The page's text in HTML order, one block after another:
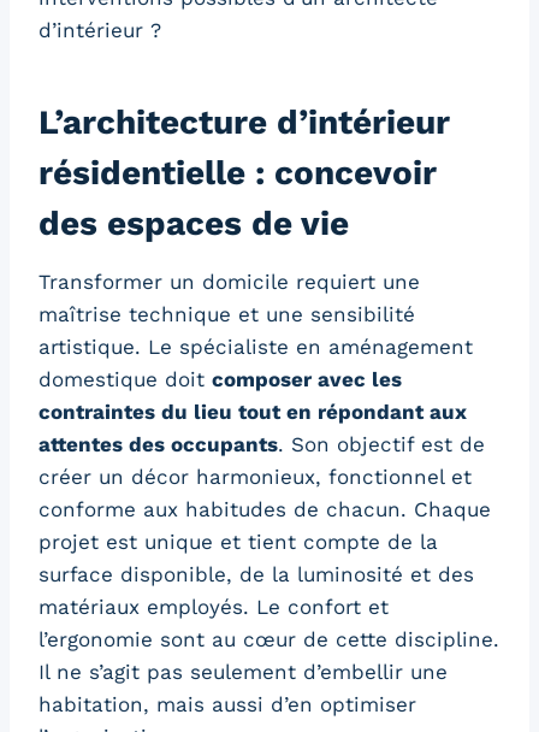
d’intérieur ?
L’architecture d’intérieur
résidentielle : concevoir
des espaces de vie
Transformer un domicile requiert une
maîtrise technique et une sensibilité
artistique. Le spécialiste en aménagement
domestique doit composer avec les
contraintes du lieu tout en répondant aux
attentes des occupants. Son objectif est de
créer un décor harmonieux, fonctionnel et
conforme aux habitudes de chacun. Chaque
projet est unique et tient compte de la
surface disponible, de la luminosité et des
matériaux employés. Le confort et
l’ergonomie sont au cœur de cette discipline.
Il ne s’agit pas seulement d’embellir une
habitation, mais aussi d’en optimiser